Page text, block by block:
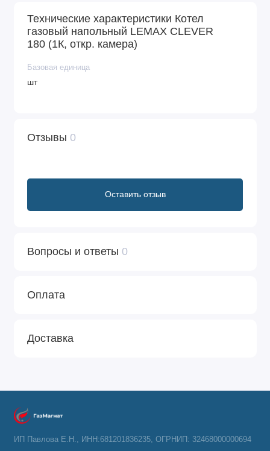
- теплообменник имеют качественную защиту от
отрицательного воздействия солей и высокой
температуры с помощью покрытия антикоррозийной
соотношение 1:3 и гарантирует снижение нагрузки на
- прибор качественно функционирует при
Технические характеристики Котел
газовый напольный LEMAX CLEVER
180 (1К, откр. камера)
Базовая единица
шт
Отзывы 0
Оставить отзыв
Вопросы и ответы 0
Оплата
Доставка
ИП Павлова Е.Н., ИНН:681201836235, ОГРНИП: 32468000000694